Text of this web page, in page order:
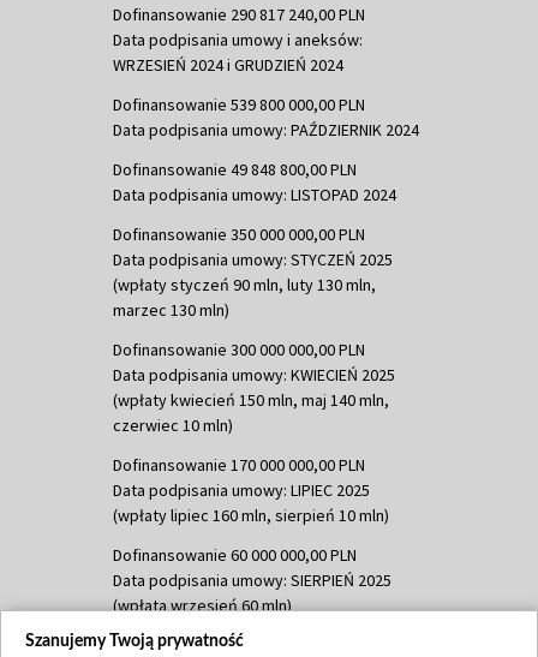
Dofinansowanie 290 817 240,00 PLN
Data podpisania umowy i aneksów:
WRZESIEŃ 2024 i GRUDZIEŃ 2024
Dofinansowanie 539 800 000,00 PLN
Data podpisania umowy: PAŹDZIERNIK 2024
Dofinansowanie 49 848 800,00 PLN
Data podpisania umowy: LISTOPAD 2024
Dofinansowanie 350 000 000,00 PLN
Data podpisania umowy: STYCZEŃ 2025
(wpłaty styczeń 90 mln, luty 130 mln,
marzec 130 mln)
Dofinansowanie 300 000 000,00 PLN
Data podpisania umowy: KWIECIEŃ 2025
(wpłaty kwiecień 150 mln, maj 140 mln,
czerwiec 10 mln)
Dofinansowanie 170 000 000,00 PLN
Data podpisania umowy: LIPIEC 2025
(wpłaty lipiec 160 mln, sierpień 10 mln)
Dofinansowanie 60 000 000,00 PLN
Data podpisania umowy: SIERPIEŃ 2025
(wpłata wrzesień 60 mln)
Dofinansowanie 635 783 051,21 PLN
Szanujemy Twoją prywatność